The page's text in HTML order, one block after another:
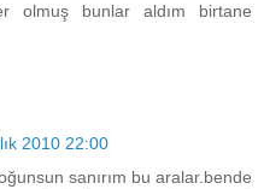
olmuş bunlar aldım birtane
2010 22:00
sanırım bu aralar.bende